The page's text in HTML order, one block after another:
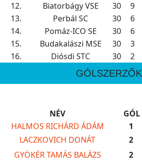
12.
Biatorbágy VSE 30 9
13.
Perbál SC 30 6
14.
Pomáz-ICO SE 30 6
15.
Budakalászi MSE 30 3
16.
Diósdi STC 30 2
GÓLSZERZŐK
NÉV
GÓL
HALMOS RICHÁRD ÁDÁM
1
LACZKOVICH DONÁT
2
GYÖKÉR TAMÁS BALÁZS
2